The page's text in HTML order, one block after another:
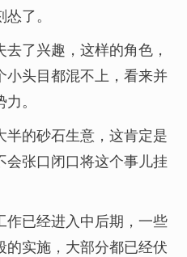
了。
了兴趣，这样的角色，
小头目都混不上，看来并
。
的砂石生意，这肯定是
张口闭口将这个事儿挂
作已经进入中后期，一些
实施，大部分都已经伏